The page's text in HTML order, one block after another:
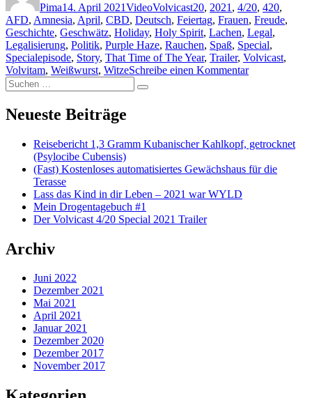
Pima14. April 2021VideoVolvicast20, 2021 , 4/20, 420,
AFD, Amnesia, April, CBD, Deutsch, Feiertag, Frauen, Freude,
Geschichte, Geschwätz, Holiday, Holy Spirit, Lachen, Legal,
Legalisierung, Politik, Purple Haze, Rauchen, Spaß, Special,
Specialepisode, Story, That Time of The Year, Trailer, Volvicast,
Volvitam, Weißwurst, WitzeSchreibe einen Kommentarzu Der
Suchen nach:
Suchen
Neueste Beiträge
Reisebericht 1,3 Gramm Kubanischer Kahlkopf, getrocknet
(Psylocibe Cubensis)
(Fast) Kostenloses automatisiertes Gewächshaus für die
Terasse
Lass das Kind in dir Leben – 2021 war WYLD
Mein Drogentagebuch #1
Der Volvicast 4/20 Special 2021 Trailer
Archiv
Juni 2022
Dezember 2021
Mai 2021
April 2021
Januar 2021
Dezember 2020
Dezember 2017
November 2017